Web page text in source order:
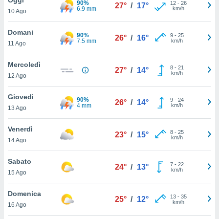
è
al sito
di
ci
di
il
un
la
nella
10 Ago
90%
6.9 mm
27° / 17° 12- 26
km/h
Domani
11 Ago
90%
7.5 mm
26° / 16° 9- 25
km/h
Mercoledì
12 Ago
27° / 14° 8- 21
km/h
Giovedi
13 Ago
90%
4 mm
26° / 14° 9- 24
km/h
Venerdì
14 Ago
23° / 15° 8- 25
km/h
Sabato
15 Ago
24° / 13° 7- 22
km/h
Domenica
16 Ago
25° / 12° 13- 35
km/h